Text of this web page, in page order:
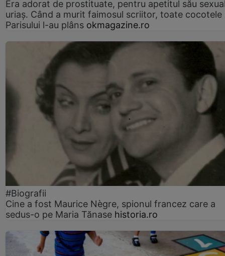
Era adorat de prostituate, pentru apetitul său
uriaș. Când a murit faimosul scriitor, toate cocotele
Parisului l-au plâns okmagazine.ro
#Biografii
Cine a fost Maurice Nègre, spionul francez care a
sedus-o pe Maria Tănase historia.ro